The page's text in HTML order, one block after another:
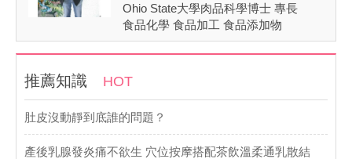
Ohio State大學肉品科學博士 專長
食品化學 食品加工 食品添加物
推薦知識 HOT
肚皮沒動靜到底誰的問題？
產後乳腺發炎痛不欲生 穴位按摩搭配茶飲溫柔通乳散結